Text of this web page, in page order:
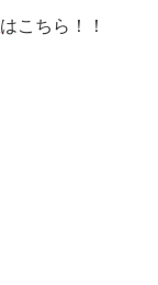
はこちら！！